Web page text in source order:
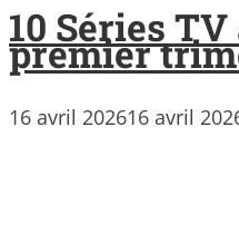
10 Séries
premier
16 avril 202616 avril